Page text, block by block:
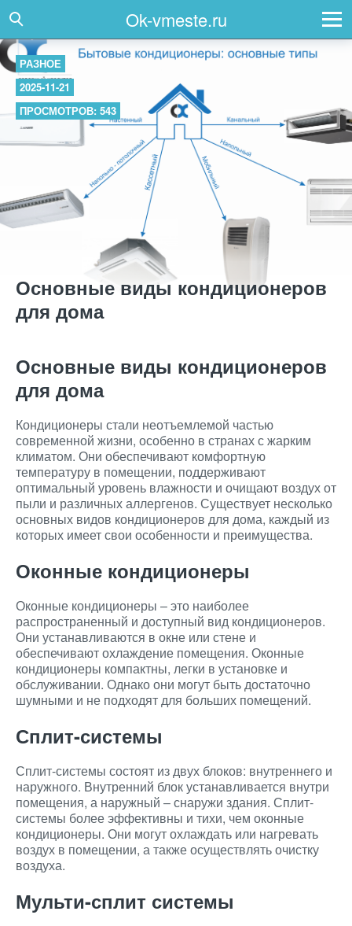
Ok-vmeste.ru
РАЗНОЕ
2025-11-21
ПРОСМОТРОВ: 543
Основные виды кондиционеров
для дома
Основные виды кондиционеров
для дома
Кондиционеры стали неотъемлемой частью
современной жизни, особенно в странах с жарким
климатом. Они обеспечивают комфортную
температуру в помещении, поддерживают
оптимальный уровень влажности и очищают воздух от
пыли и различных аллергенов. Существует несколько
основных видов кондиционеров для дома, каждый из
которых имеет свои особенности и преимущества.
Оконные кондиционеры
Оконные кондиционеры – это наиболее
распространенный и доступный вид кондиционеров.
Они устанавливаются в окне или стене и
обеспечивают охлаждение помещения. Оконные
кондиционеры компактны, легки в установке и
обслуживании. Однако они могут быть достаточно
шумными и не подходят для больших помещений.
Сплит-системы
Сплит-системы состоят из двух блоков: внутреннего и
наружного. Внутренний блок устанавливается внутри
помещения, а наружный – снаружи здания. Сплит-
системы более эффективны и тихи, чем оконные
кондиционеры. Они могут охлаждать или нагревать
воздух в помещении, а также осуществлять очистку
воздуха.
Мульти-сплит системы